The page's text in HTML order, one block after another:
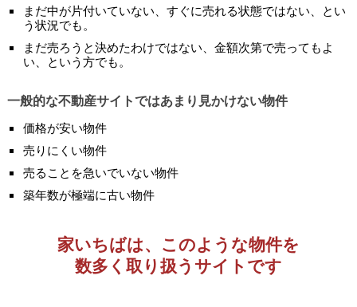
まだ中が片付いていない、すぐに売れる状態ではない、とい
う状況でも。
まだ売ろうと決めたわけではない、金額次第で売ってもよ
い、という方でも。
一般的な不動産サイトではあまり見かけない物件
価格が安い物件
売りにくい物件
売ることを急いでいない物件
築年数が極端に古い物件
家いちばは、このような物件を
数多く取り扱うサイトです